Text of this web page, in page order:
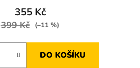
355 Kč
399 Kč (–11 %)
DO KOŠÍKU